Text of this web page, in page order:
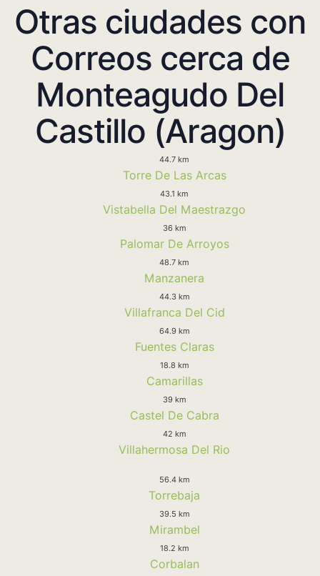
Otras ciudades con
Correos cerca de
Monteagudo Del
Castillo (Aragon)
44.7 km
Torre De Las Arcas
43.1 km
Vistabella Del Maestrazgo
36 km
Palomar De Arroyos
48.7 km
Manzanera
44.3 km
Villafranca Del Cid
64.9 km
Fuentes Claras
18.8 km
Camarillas
39 km
Castel De Cabra
42 km
Villahermosa Del Rio
56.4 km
Torrebaja
39.5 km
Mirambel
18.2 km
Corbalan